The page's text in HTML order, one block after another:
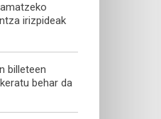
irizpideak
billeteen
behar da